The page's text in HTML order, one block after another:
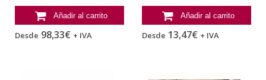
Añadir al carrito
Desde 98,33€ + IVA
Añadir al carrito
Desde 13,47€ + IVA